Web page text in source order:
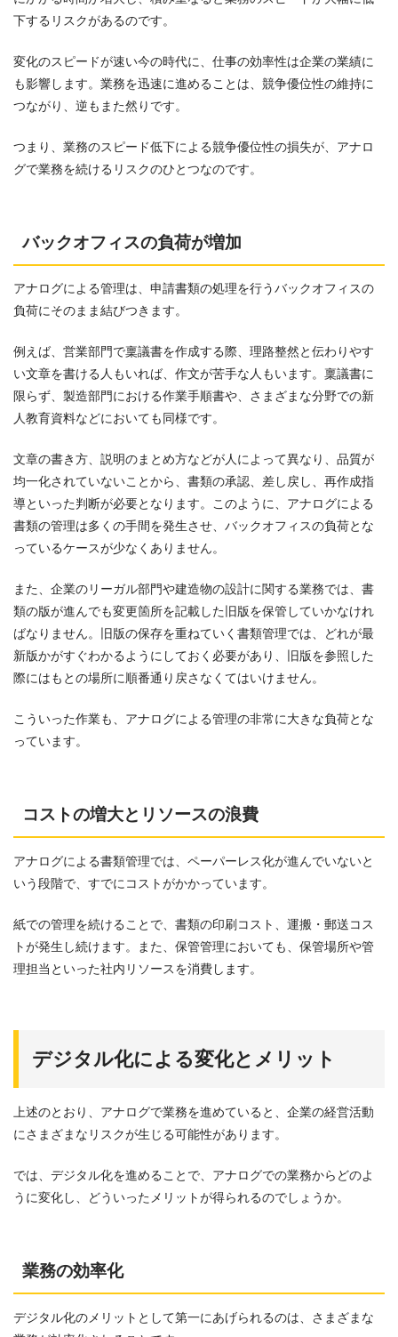
下するリスクがあるのです。
変化のスピードが速い今の時代に、仕事の効率性は企業の業績に
も影響します。業務を迅速に進めることは、競争優位性の維持に
つながり、逆もまた然りです。
つまり、業務のスピード低下による競争優位性の損失が、アナロ
グで業務を続けるリスクのひとつなのです。
バックオフィスの負荷が増加
アナログによる管理は、申請書類の処理を行うバックオフィスの
負荷にそのまま結びつきます。
例えば、営業部門で稟議書を作成する際、理路整然と伝わりやす
い文章を書ける人もいれば、作文が苦手な人もいます。稟議書に
限らず、製造部門における作業手順書や、さまざまな分野での新
人教育資料などにおいても同様です。
文章の書き方、説明のまとめ方などが人によって異なり、品質が
均一化されていないことから、書類の承認、差し戻し、再作成指
導といった判断が必要となります。このように、アナログによる
書類の管理は多くの手間を発生させ、バックオフィスの負荷とな
っているケースが少なくありません。
また、企業のリーガル部門や建造物の設計に関する業務では、書
類の版が進んでも変更箇所を記載した旧版を保管していかなけれ
ばなりません。旧版の保存を重ねていく書類管理では、どれが最
新版かがすぐわかるようにしておく必要があり、旧版を参照した
際にはもとの場所に順番通り戻さなくてはいけません。
こういった作業も、アナログによる管理の非常に大きな負荷とな
っています。
コストの増大とリソースの浪費
アナログによる書類管理では、ペーパーレス化が進んでいないと
いう段階で、すでにコストがかかっています。
紙での管理を続けることで、書類の印刷コスト、運搬・郵送コス
トが発生し続けます。また、保管管理においても、保管場所や管
理担当といった社内リソースを消費します。
デジタル化による変化とメリット
上述のとおり、アナログで業務を進めていると、企業の経営活動
にさまざまなリスクが生じる可能性があります。
では、デジタル化を進めることで、アナログでの業務からどのよ
うに変化し、どういったメリットが得られるのでしょうか。
業務の効率化
デジタル化のメリットとして第一にあげられるのは、さまざまな